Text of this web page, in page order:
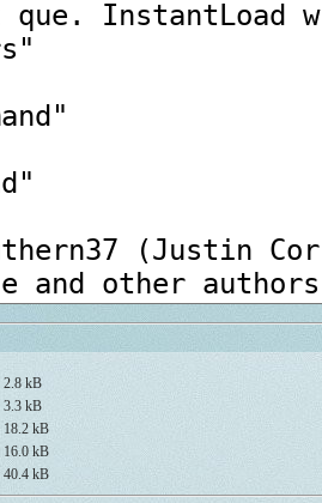
2.8 kB
3.3 kB
18.2 kB
16.0 kB
40.4 kB